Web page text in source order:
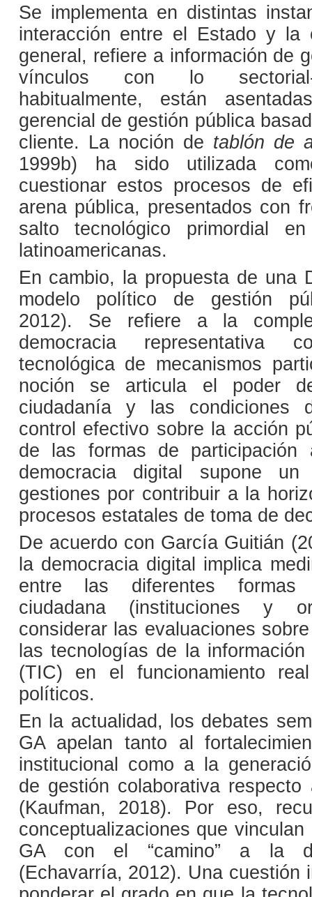
Se implementa en distintas
interacción entre el Estado y la
general, refiere a información de
vínculos con lo sectorial-
habitualmente, están
gerencial de gestión pública
cliente. La noción de tablón de
1999b) ha sido utilizada
cuestionar estos procesos de
arena pública, presentados con
salto tecnológico primordial
latinoamericanas.
En cambio, la propuesta de una
modelo político de gestión
2012). Se refiere a la
democracia representativa
tecnológica de mecanismos
noción se articula el poder
ciudadanía y las condiciones
control efectivo sobre la acción
de las formas de participación
democracia digital supone
gestiones por contribuir a la
procesos estatales de toma de
De acuerdo con García Guitián
la democracia digital implica
entre las diferentes formas
ciudadana (instituciones y
considerar las evaluaciones
las tecnologías de la
(TIC) en el funcionamiento
políticos.
En la actualidad, los debates
GA apelan tanto al
institucional como a la
de gestión colaborativa
(Kaufman, 2018). Por eso,
conceptualizaciones que
GA con el “camino” a la
(Echavarría, 2012). Una cuestión